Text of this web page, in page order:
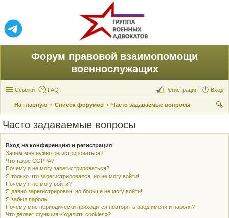
Форум правовой взаимопомощи
военнослужащих
Ссылки FAQ Вход
Регистрация
На главную Список форумов
Часто задаваемые вопросы
Часто задаваемые вопросы
Вход на конференцию и регистрация
Зачем мне нужно регистрироваться?
Что такое COPPA?
Почему я не могу зарегистрироваться?
Я только что зарегистрировался, но не могу войти!
Почему я не могу войти?
Я давно зарегистрирован, но больше не могу войти!
Я забыл пароль!
Почему мне периодически приходится повторять ввод имени и пароля?
Что делает функция «Удалить cookies»?